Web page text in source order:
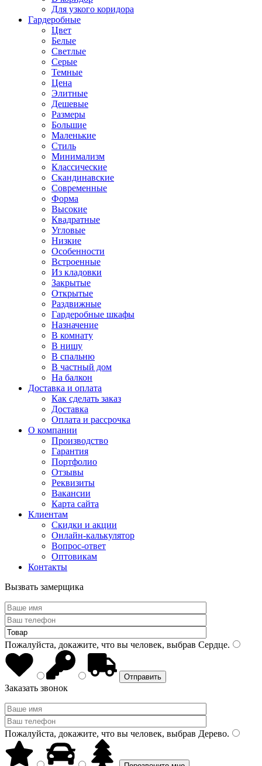
Для узкого коридора
Гардеробные
Цвет
Белые
Светлые
Серые
Темные
Цена
Элитные
Дешевые
Размеры
Большие
Маленькие
Стиль
Минимализм
Классические
Скандинавские
Современные
Форма
Высокие
Квадратные
Угловые
Низкие
Особенности
Встроенные
Из кладовки
Закрытые
Открытые
Раздвижные
Гардеробные шкафы
Назначение
В комнату
В нишу
В спальню
В частный дом
На балкон
Доставка и оплата
Как сделать заказ
Доставка
Оплата и рассрочка
О компании
Производство
Гарантия
Портфолио
Отзывы
Реквизиты
Вакансии
Карта сайта
Клиентам
Скидки и акции
Онлайн-калькулятор
Вопрос-ответ
Оптовикам
Контакты
Вызвать замерщика
Пожалуйста, докажите, что вы человек, выбрав Сердце.
Заказать звонок
Пожалуйста, докажите, что вы человек, выбрав Дерево.